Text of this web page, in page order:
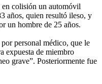
en colisión un automóvil
años, quien resultó ileso, y
un hombre de 25 años.
personal médico, que le
expuesta de miembro
grave”. Posteriormente fue